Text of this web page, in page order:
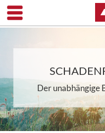
Der unabhängige